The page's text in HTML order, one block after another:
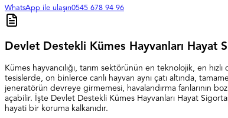
WhatsApp ile ulaşın0545 678 94 96
Devlet Destekli Kümes Hayvanları Hayat
Kümes hayvancılığı, tarım sektörünün en teknolojik, en
tesislerde, on binlerce canlı hayvan aynı çatı altında,
jeneratörün devreye girmemesi, havalandırma fanlarının
açabilir. İşte Devlet Destekli Kümes Hayvanları Hayat
hayati bir koruma kalkanıdır.